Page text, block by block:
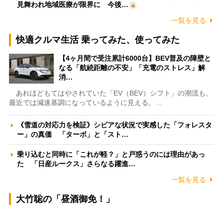
見舞われ地域医療が限界に 今後…
一覧を見る
快適クルマ生活 乗ってみた、使ってみた
【4ヶ月間で受注累計6000台】BEV普及の障壁と
なる「航続距離の不安」「充電のストレス」解
消…
あれほどもてはやされていた「EV（BEV）シフト」の潮流も、
最近では減速基調になっているように見える。…
《雪道の対応力を検証》シビアな状況で実感した「フォレスタ
ー」の真価 「ターボ」と「スト…
乗り込むと同時に「これが軽？」と戸惑うのには理由があっ
た 「日産ルークス」さらなる躍進…
一覧を見る
大竹聡の「昼酒御免！」